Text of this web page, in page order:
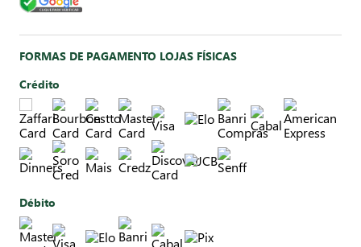
FORMAS DE PAGAMENTO LOJAS FÍSICAS
Crédito
Débito